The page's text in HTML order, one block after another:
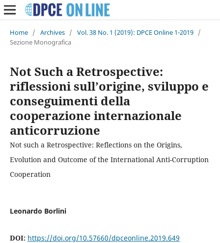
Home / Archives / Vol. 38 No. 1 (2019): DPCE Online 1-2019 /
Sezione Monografica
Not Such a Retrospective:
riflessioni sull’origine, sviluppo e
conseguimenti della
cooperazione internazionale
anticorruzione
Not such a Retrospective: Reflections on the Origins,
Evolution and Outcome of the International Anti-Corruption
Cooperation
Leonardo Borlini
DOI: https://doi.org/10.57660/dpceonline.2019.649